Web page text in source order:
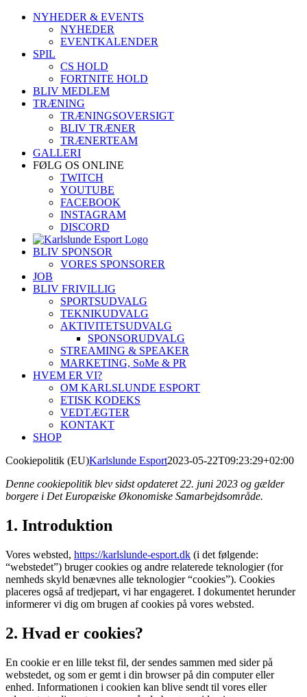
Skip
NYHEDER & EVENTS
NYHEDER
EVENTKALENDER
SPIL
CS HOLD
FORTNITE HOLD
BLIV MEDLEM
TRÆNING
TRÆNINGSOVERSIGT
BLIV TRÆNER
TRÆNERTEAM
GALLERI
FØLG OS ONLINE
TWITCH
YOUTUBE
FACEBOOK
INSTAGRAM
DISCORD
BLIV SPONSOR
VORES SPONSORER
JOB
BLIV FRIVILLIG
SPORTSUDVALG
TEKNIKUDVALG
AKTIVITETSUDVALG
SPONSORUDVALG
STREAMING & SPEAKER
MARKETING, SoMe & PR
HVEM ER VI?
OM KARLSLUNDE ESPORT
ETISK KODEKS
VEDTÆGTER
KONTAKT
SHOP
Cookiepolitik (EU)Karlslunde Esport2023-05-22T09:23:29+02:00
Denne cookiepolitik blev sidst opdateret 22. juni 2023 og gælder
borgere i Det Europæiske Økonomiske Samarbejdsområde.
1. Introduktion
Vores websted, https://karlslunde-esport.dk (i det følgende:
“webstedet”) bruger cookies og andre relaterede teknologier (for
nemheds skyld benævnes alle teknologier “cookies”). Cookies
placeres også af tredjepart, vi har engageret. I dokumentet herunder
informerer vi dig om brugen af ​​cookies på vores websted.
2. Hvad er cookies?
En cookie er en lille tekst fil, der sendes sammen med sider på
webstedet, og som er gemt i din browser på din computer eller
enhed. Informationen i cookien kan blive sendt til vores eller